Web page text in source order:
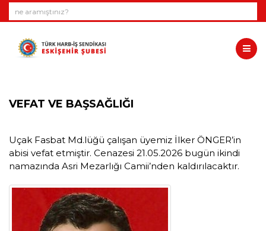
VEFAT VE BAŞSAĞLIĞI
Uçak Fasbat Md.lüğü çalışan üyemiz İlker ÖNGER’in
abisi vefat etmiştir. Cenazesi 21.05.2026 bugün ikindi
namazında Asri Mezarlığı Camii’nden kaldırılacaktır.